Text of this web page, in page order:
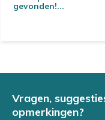
gevonden!...
Vragen,
opmerkingen?